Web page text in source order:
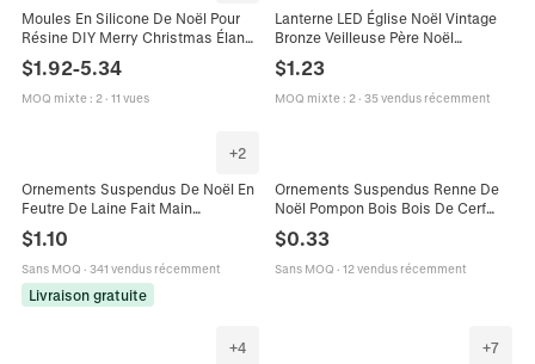
Moules En Silicone De Noël Pour
Résine DIY Merry Christmas Élan
Fête
$1.92-5.34
MOQ mixte: 2· 11 vues
Lanterne LED Église Noël Vintage
Bronze Veilleuse Père Noël
Ornement Décoration de Table
Cadeau
$1.23
MOQ mixte: 2· 35 vendus récemment
+2
Ornements Suspendus De Noël En
Feutre De Laine Fait Main
Bonhomme De Pain D'épice Arbre
Élan Flocon De Neige Pendentifs
Décor
$1.10
Sans MOQ · 341 vendus récemment
Livraison gratuite
Ornements Suspendus Renne De
Noël Pompon Bois Bois De Cerf
Boule En Peluche Pour Décoration
De Fête
$0.33
Sans MOQ · 12 vendus récemment
+4 +7